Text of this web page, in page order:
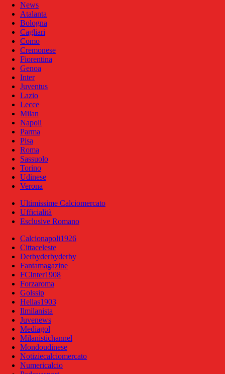
News
Atalanta
Bologna
Cagliari
Como
Cremonese
Fiorentina
Genoa
Inter
Juventus
Lazio
Lecce
Milan
Napoli
Parma
Pisa
Roma
Sassuolo
Torino
Udinese
Verona
Ultimissime Calciomercato
Ufficialità
Esclusive Romano
Calcionapoli1926
Cittaceleste
Derbyderbyderby
Fantamagazine
FCInter1908
Forzaroma
Golssip
Hellas1903
Ilmilanista
Juvenews
Mediagol
Milanistichannel
Mondoudinese
Notiziecalciomercato
Numericalcio